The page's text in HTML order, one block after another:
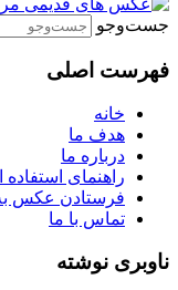
جست‌وجو
فهرست اصلی
خانه
هدف ما
درباره ما
راهنمای
فرستادن عکس
تماس با ما
ناوبری نوشته